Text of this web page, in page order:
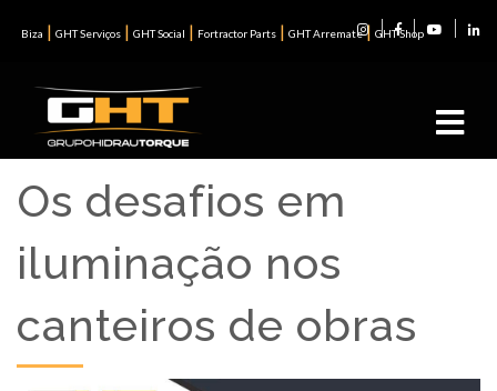
Biza | GHT Serviços | GHT Social | Fortractor Parts | GHT Arremate| GHT Shop
Os desafios em
iluminação nos
canteiros de obras